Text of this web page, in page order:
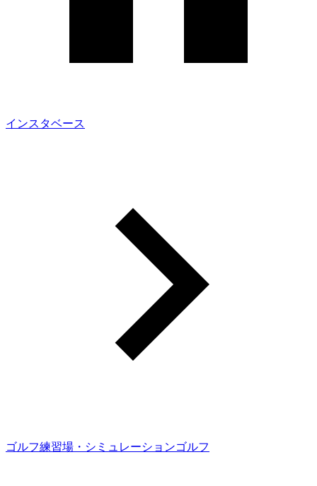
インスタベース
ゴルフ練習場・シミュレーションゴルフ